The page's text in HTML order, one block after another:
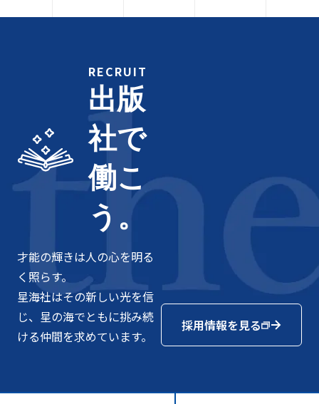
RECRUIT
出版
社で
働こ
う。
才能の輝きは人の心を明る
く照らす。
星海社はその新しい光を信
じ、星の海でともに挑み続
ける仲間を求めています。
採用情報を見る